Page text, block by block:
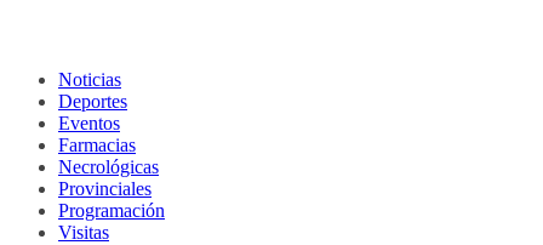
Noticias
Deportes
Eventos
Farmacias
Necrológicas
Provinciales
Programación
Visitas